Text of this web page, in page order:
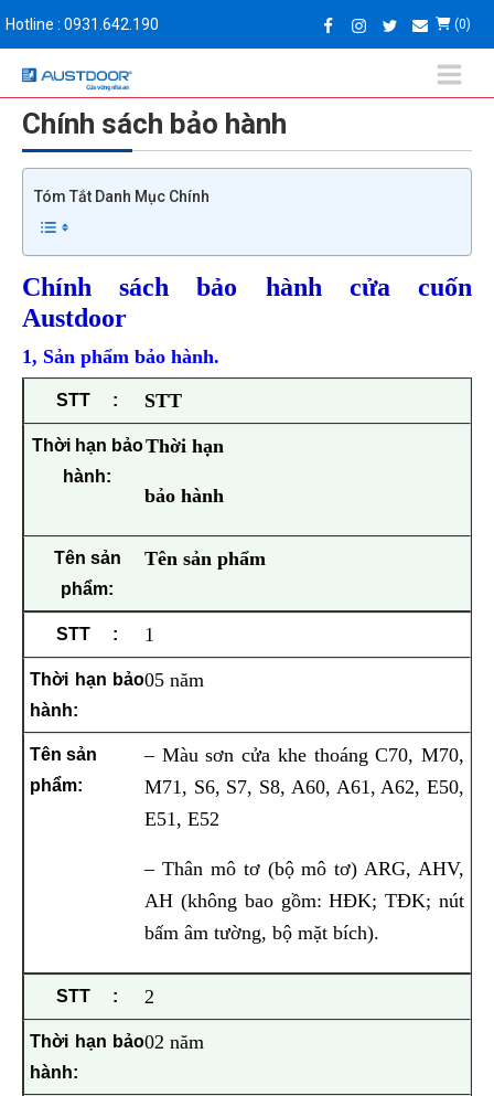
Hotline : 0931.642.190 (0)
Chính sách bảo hành
Tóm Tắt Danh Mục Chính
Chính sách bảo hành cửa cuốn
Austdoor
1, Sản phẩm bảo hành.
STT
Thời hạn
bảo hành
Tên sản phẩm
1
05 năm
– Màu sơn cửa khe thoáng C70, M70,
M71, S6, S7, S8, A60, A61, A62, E50,
E51, E52
– Thân mô tơ (bộ mô tơ) ARG, AHV,
AH (không bao gồm: HĐK; TĐK; nút
bấm âm tường, bộ mặt bích).
2
02 năm